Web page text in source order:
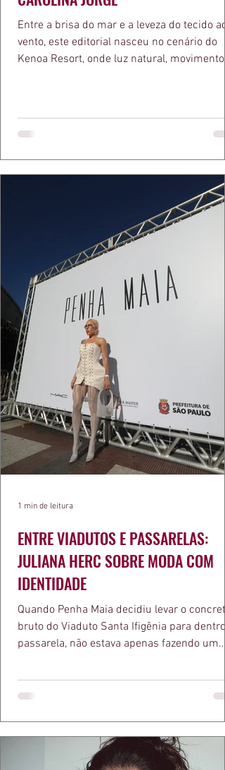
Entre a brisa do mar e a leveza do tecido ao
vento, este editorial nasceu no cenário do
Kenoa Resort, onde luz natural, movimento e
algo de intemporal em vestir o vento e
que ele conduza a cena. Cada dobra do
cada reflexo dourado da luz sobre a pe
ENTRE VIADUTOS E PASSARELAS:
JULIANA HERC SOBRE MODA COM
IDENTIDADE
Quando Penha Maia decidiu levar o concreto
bruto do Viaduto Santa Ifigênia para dentro
passarela, não estava apenas fazendo um
a apresentadora e influenciadora Juliana
defende há tempos, o de que moda
estruturas geométricas, volumes
aquele concreto aparente típico da
1 min de leitura